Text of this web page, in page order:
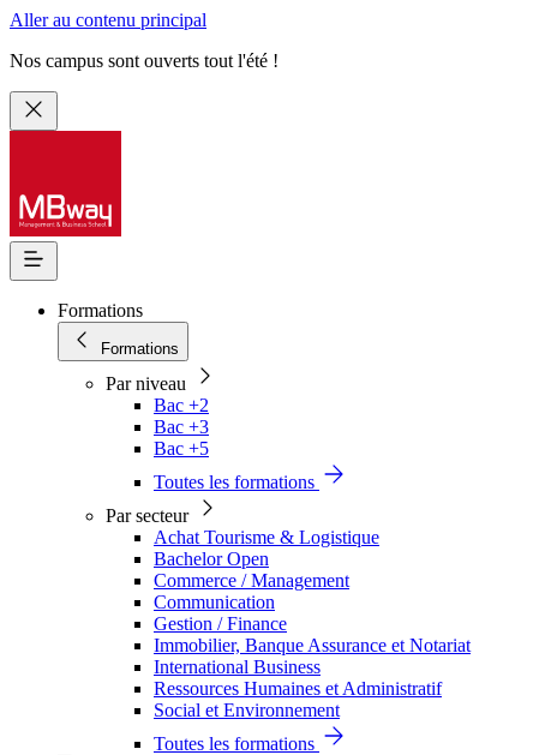
Aller au contenu principal
Nos campus sont ouverts tout l'été !
Formations
Formations
Par niveau
Bac +2
Bac +3
Bac +5
Toutes les formations
Par secteur
Achat Tourisme & Logistique
Bachelor Open
Commerce / Management
Communication
Gestion / Finance
Immobilier, Banque Assurance et Notariat
International Business
Ressources Humaines et Administratif
Social et Environnement
Toutes les formations